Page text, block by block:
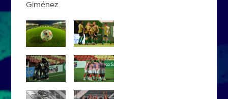
Giménez